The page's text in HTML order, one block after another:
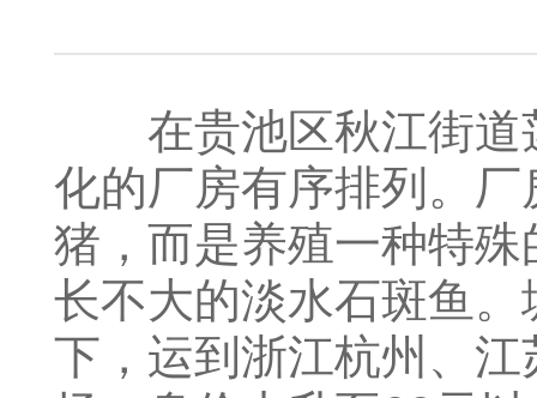
在贵池区秋江街道
化的厂房有序排列。
猪，而是养殖一种特
长不大的淡水石斑鱼
下，运到浙江杭州、